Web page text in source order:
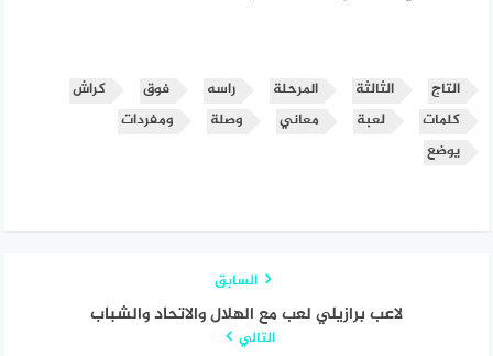
التاج الثالثة المرحلة راسه فوق
كراش
كلمات
لعبة معاني وصلة
ومفردات
يوضع
السابق
لاعب برازيلي لعب مع الهلال والاتحاد والشباب
التالي